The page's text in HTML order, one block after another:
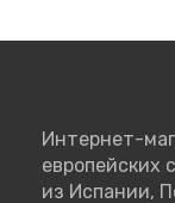
Интернет-
европейских
из Испании,